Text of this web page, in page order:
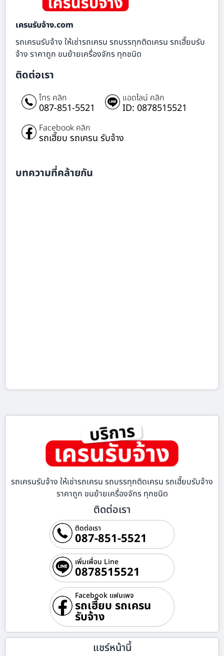
เครนรับจ้าง.com
รถเครนรับจ้าง ให้เช่ารถเครน รถบรรทุกติดเครน รถเฮี๊ยบรับ
จ้าง ราคาถูก ขนย้ายเครื่องจักร ทุกชนิด
ติดต่อเรา
โทร คลิก
087-851-5521
แอดไลน์ คลิก
ID: 0878515521
Facebook คลิก
รถเฮี๊ยบ รถเครน รับจ้าง
บทความที่คล้ายกัน
รถเครนรับจ้าง ให้เช่ารถเครน รถบรรทุกติดเครน รถเฮี๊ยบรับจ้าง
ราคาถูก ขนย้ายเครื่องจักร ทุกชนิด
ติดต่อเรา
ติดต่อเรา
087-851-5521
เพิ่มเพื่อน Line
0878515521
Facebook แฟนเพจ
รถเฮี๊ยบ รถเครน
รับจ้าง
แชร์หน้านี้